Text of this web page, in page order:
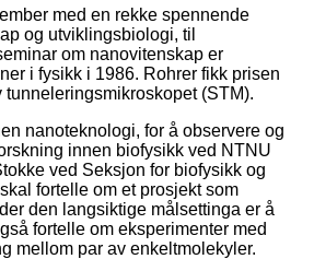
med en rekke spennende
og utviklingsbiologi, til
om nanovitenskap er
i fysikk i 1986. Rohrer fikk prisen
(STM).
nanoteknologi, for å observere og
innen biofysikk ved NTNU
ved Seksjon for biofysikk og
fortelle om et prosjekt som
den langsiktige målsettinga er å
fortelle om eksperimenter med
mellom par av enkeltmolekyler.